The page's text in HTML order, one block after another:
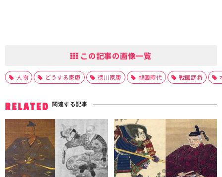
この記事の画像一覧
人物 どうする家康 徳川家康 戦国時代 戦国武将
RELATED 関連する記事